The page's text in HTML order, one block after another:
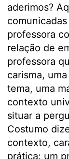
aderimos?
professora
relação de
professora
carisma,
tema, uma
contexto
situar a
Costumo
contexto,
prática: um